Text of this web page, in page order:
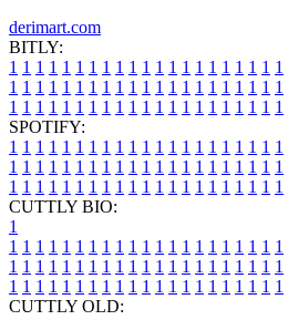
derimart.com
BITLY:
1 1 1 1 1 1 1 1 1 1 1 1 1 1 1 1 1 1 1 1 1
1 1 1 1 1 1 1 1 1 1 1 1 1 1 1 1 1 1 1 1 1
1 1 1 1 1 1 1 1 1 1 1 1 1 1 1 1 1 1 1 1 1
SPOTIFY:
1 1 1 1 1 1 1 1 1 1 1 1 1 1 1 1 1 1 1 1 1
1 1 1 1 1 1 1 1 1 1 1 1 1 1 1 1 1 1 1 1 1
1 1 1 1 1 1 1 1 1 1 1 1 1 1 1 1 1 1 1 1 1
CUTTLY BIO:
1
1 1 1 1 1 1 1 1 1 1 1 1 1 1 1 1 1 1 1 1 1
1 1 1 1 1 1 1 1 1 1 1 1 1 1 1 1 1 1 1 1 1
1 1 1 1 1 1 1 1 1 1 1 1 1 1 1 1 1 1 1 1 1
CUTTLY OLD: